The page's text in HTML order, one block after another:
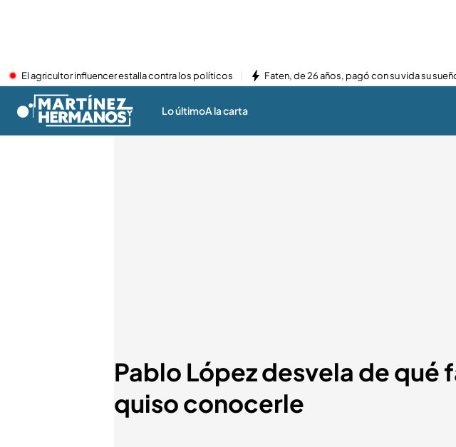
El agricultor influencer estalla contra los políticos Faten, de 26 años, pagó con su vida su
Lo últimoA la carta
Pablo López desvela de qué
quiso conocerle